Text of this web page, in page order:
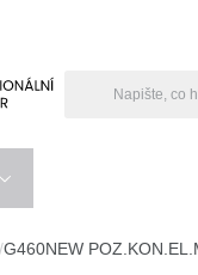
G460NEW